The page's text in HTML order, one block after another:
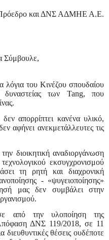
και ΔΝΣ ΑΔΜΗΕ Α.Ε.
Σύμβουλε,
λόγια του Κινέζου σπουδαίου
των Tang, που
απορρίπτει κανένα υλικό,
αφήνει ανεκμετάλλευτες τις
διοικητική αναδιοργάνωση
εκσυγχρονισμού
τη ρητή και διαχρονική
- «ψυγειοποίησης»
μας δεν συμβάλει στην
από την υλοποίηση της
ΔΝΣ 119/2018, σε 11
διευθυντικές θέσεις ουδέποτε